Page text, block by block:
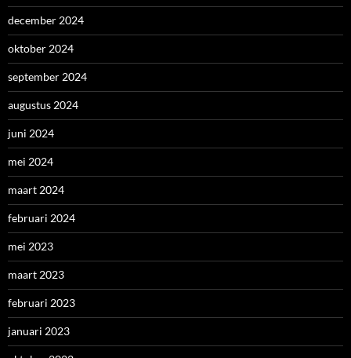
december 2024
oktober 2024
september 2024
augustus 2024
juni 2024
mei 2024
maart 2024
februari 2024
mei 2023
maart 2023
februari 2023
januari 2023